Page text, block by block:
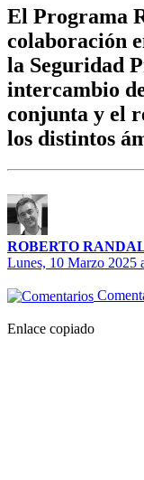
El Programa
colaboración
la Seguridad
intercambio
conjunta y el
los distintos
ROBERTO
Lunes, 10 Marzo 2025
Enlace copiado